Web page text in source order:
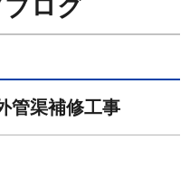
ログ
管渠補修工事